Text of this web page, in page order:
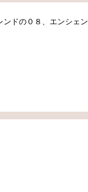
ドの０８、エンシェ